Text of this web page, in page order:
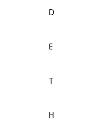
D
E
T
H